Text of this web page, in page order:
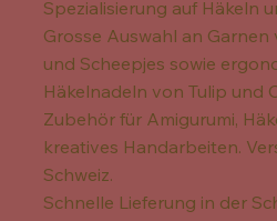
Spezialisierung auf Häkeln
Grosse Auswahl an Garnen
und Scheepjes sowie
Häkelnadeln von Tulip und
Zubehör für Amigurumi,
kreatives Handarbeiten.
Schweiz.
Schnelle Lieferung in der